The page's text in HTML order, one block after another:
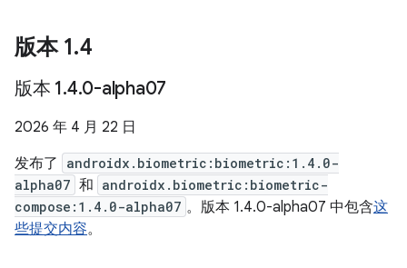
版本 1.4
版本 1.4.0-alpha07
2026 年 4 月 22 日
发布了
androidx.biometric:biometric:1.4.0-
alpha07 和 androidx.biometric:biometric-
compose:1.4.0-alpha07 。版本 1.4.0-alpha07 中包含这
些提交内容。